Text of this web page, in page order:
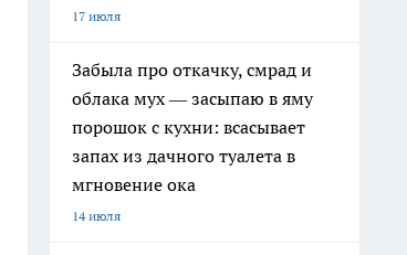
17 июля
Забыла про откачку, смрад и
облака мух — засыпаю в яму
порошок с кухни: всасывает
запах из дачного туалета в
мгновение ока
14 июля